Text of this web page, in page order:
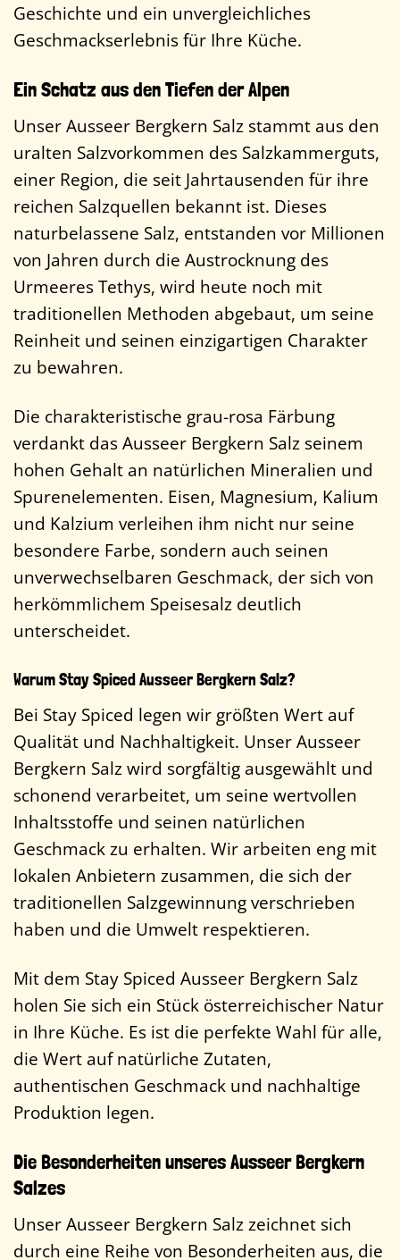
Geschichte und ein unvergleichliches
Geschmackserlebnis für Ihre Küche.
Ein Schatz aus den Tiefen der Alpen
Unser Ausseer Bergkern Salz stammt aus den
uralten Salzvorkommen des Salzkammerguts,
einer Region, die seit Jahrtausenden für ihre
reichen Salzquellen bekannt ist. Dieses
naturbelassene Salz, entstanden vor Millionen
von Jahren durch die Austrocknung des
Urmeeres Tethys, wird heute noch mit
traditionellen Methoden abgebaut, um seine
Reinheit und seinen einzigartigen Charakter
zu bewahren.
Die charakteristische grau-rosa Färbung
verdankt das Ausseer Bergkern Salz seinem
hohen Gehalt an natürlichen Mineralien und
Spurenelementen. Eisen, Magnesium, Kalium
und Kalzium verleihen ihm nicht nur seine
besondere Farbe, sondern auch seinen
unverwechselbaren Geschmack, der sich von
herkömmlichem Speisesalz deutlich
unterscheidet.
Warum Stay Spiced Ausseer Bergkern Salz?
Bei Stay Spiced legen wir größten Wert auf
Qualität und Nachhaltigkeit. Unser Ausseer
Bergkern Salz wird sorgfältig ausgewählt und
schonend verarbeitet, um seine wertvollen
Inhaltsstoffe und seinen natürlichen
Geschmack zu erhalten. Wir arbeiten eng mit
lokalen Anbietern zusammen, die sich der
traditionellen Salzgewinnung verschrieben
haben und die Umwelt respektieren.
Mit dem Stay Spiced Ausseer Bergkern Salz
holen Sie sich ein Stück österreichischer Natur
in Ihre Küche. Es ist die perfekte Wahl für alle,
die Wert auf natürliche Zutaten,
authentischen Geschmack und nachhaltige
Produktion legen.
Die Besonderheiten unseres Ausseer Bergkern
Salzes
Unser Ausseer Bergkern Salz zeichnet sich
durch eine Reihe von Besonderheiten aus, die